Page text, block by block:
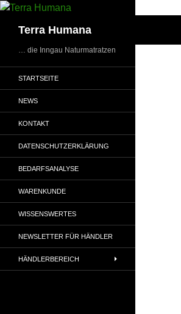
Zum
springenTerra Humana
… die Inngau Naturmatratzen
STARTSEITE
NEWS
KONTAKT
DATENSCHUTZERKLÄRUNG
BEDARFSANALYSE
WARENKUNDE
WISSENSWERTES
NEWSLETTER FÜR HÄNDLER
HÄNDLERBEREICH